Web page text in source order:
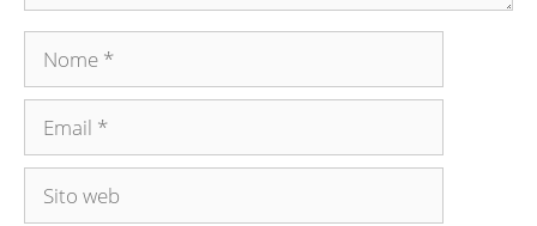
Nome
Email
Sito